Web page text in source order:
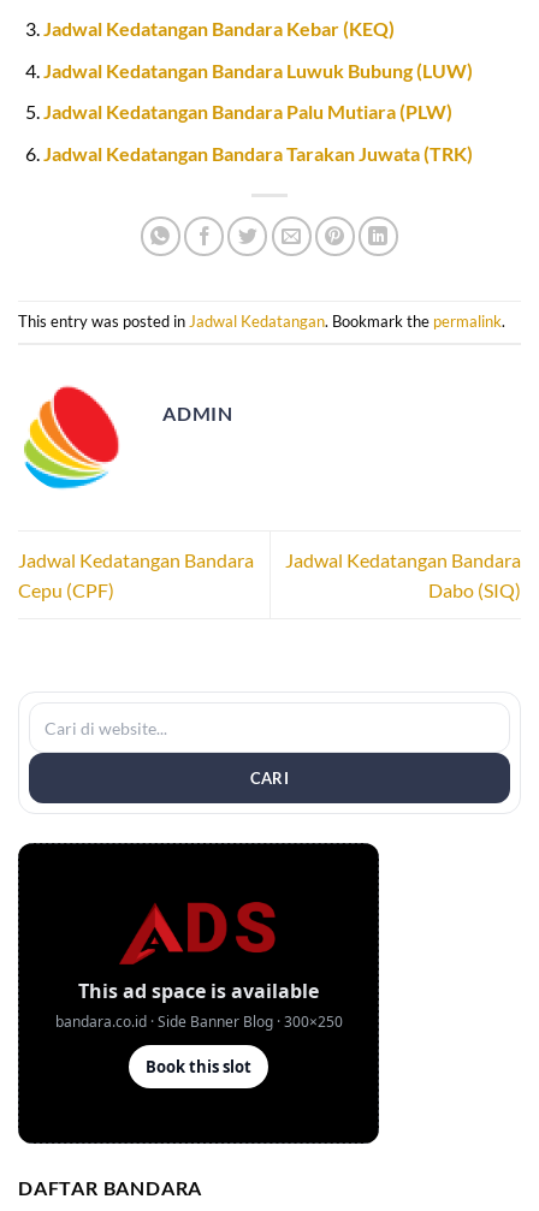
Jadwal Kedatangan Bandara Kebar (KEQ)
Jadwal Kedatangan Bandara Luwuk Bubung (LUW)
Jadwal Kedatangan Bandara Palu Mutiara (PLW)
Jadwal Kedatangan Bandara Tarakan Juwata (TRK)
This entry was posted in Jadwal Kedatangan. Bookmark the permalink.
ADMIN
Jadwal Kedatangan Bandara
Cepu (CPF)
Jadwal Kedatangan Bandara
Dabo (SIQ)
CARI
DAFTAR BANDARA